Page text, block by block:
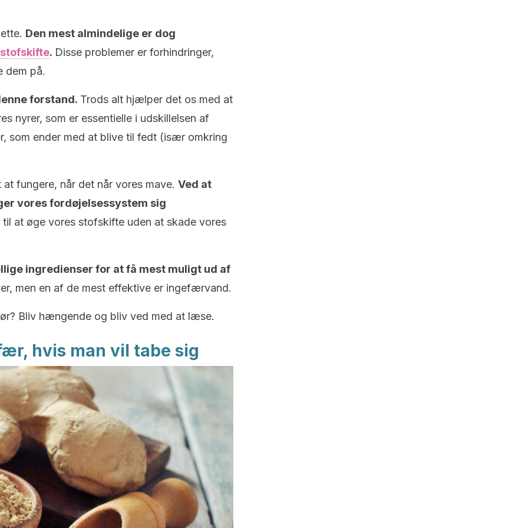
Den mest almindelige er dog
stofskifte. Disse problemer er forhindringer,
dem på.
forstand. Trods alt hjælper det os med at
nyrer, som er essentielle i udskillelsen af
som ender med at blive til fedt (især omkring
fungere, når det når vores mave. Ved at
vores fordøjelsessystem sig
til at øge vores stofskifte uden at skade vores
ingredienser for at få mest muligt ud af
men en af de mest effektive er ingefærvand.
Bliv hængende og bliv ved med at læse.
hvis man vil tabe sig